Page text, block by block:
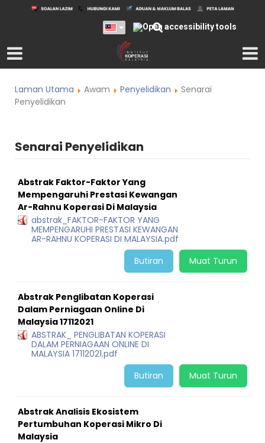
Laman Utama Awam Penyelidikan
Senarai
Penyelidikan
Senarai Penyelidikan
Abstrak Faktor-Faktor Yang
Mempengaruhi Prestasi Kewangan
Ar-Rahnu Koperasi Di Malaysia
abstrak_FAKTOR-FAKTOR YANG
MEMPENGARUHI PRESTASI KEWANGAN
AR-RAHNU KOPERASI DI MALAYSIA.pdf
Muat Turun
Butiran
Abstrak Penglibatan Koperasi
Dalam Perniagaan Online Di
Malaysia 17112021
ABSTRAK_ PENGLIBATAN KOPERASI
DALAM PERNIAGAAN ONLINE DI
MALAYSIA 17112021.pdf
Muat Turun
Butiran
Abstrak Analisis Ekosistem
Pertumbuhan Koperasi Mikro Di
Malaysia